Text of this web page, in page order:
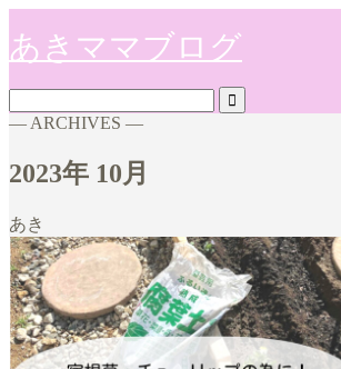
あきママブログ
― ARCHIVES ―
2023年 10月
あき